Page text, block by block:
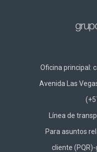
Oficina principal:
Avenida Las
Línea de
Para asuntos
cliente